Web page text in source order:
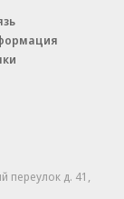
переулок д. 41,